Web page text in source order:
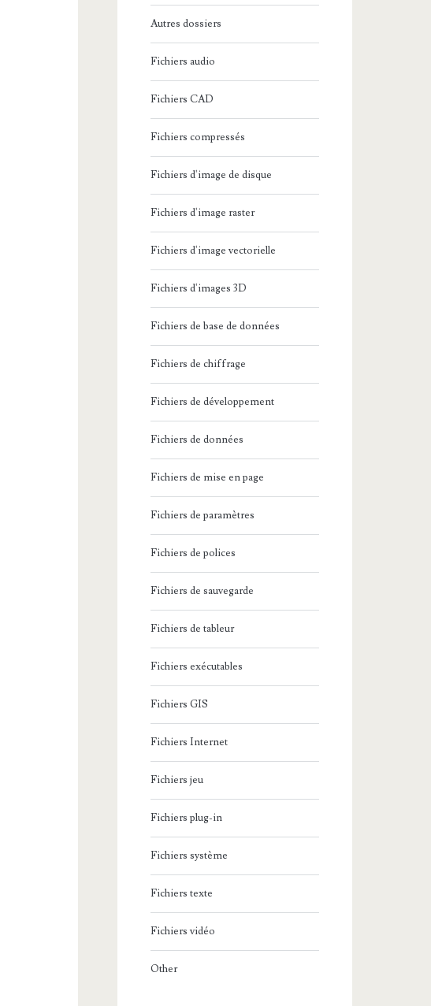
Autres dossiers
Fichiers audio
Fichiers CAD
Fichiers compressés
Fichiers d'image de disque
Fichiers d'image raster
Fichiers d'image vectorielle
Fichiers d'images 3D
Fichiers de base de données
Fichiers de chiffrage
Fichiers de développement
Fichiers de données
Fichiers de mise en page
Fichiers de paramètres
Fichiers de polices
Fichiers de sauvegarde
Fichiers de tableur
Fichiers exécutables
Fichiers GIS
Fichiers Internet
Fichiers jeu
Fichiers plug-in
Fichiers système
Fichiers texte
Fichiers vidéo
Other